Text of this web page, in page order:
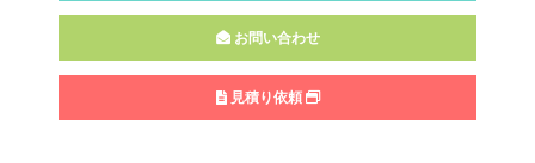
お問い合わせ
見積り依頼